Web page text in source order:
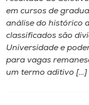
A
em cursos de
análise do histórico
classificados são
Universidade e
para vagas
um termo aditivo […]